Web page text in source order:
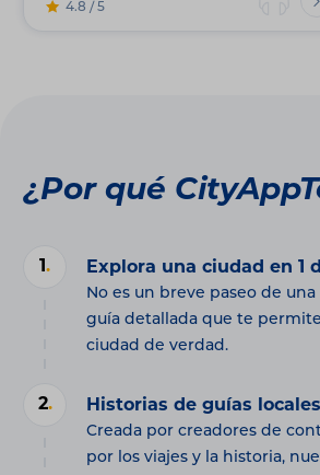
4.8 / 5
¿Por qué
. Explora una ciudad en 1
No es un breve paseo de
guía detallada que te
ciudad de verdad.
2. Historias de guías locales
Creada por creadores de
por los viajes y la historia,